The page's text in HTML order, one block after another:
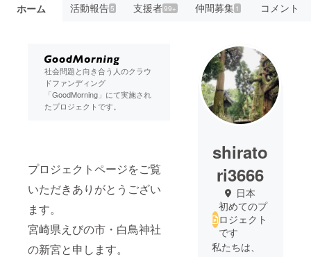
ホーム 活動報告5 支援者99+ 仲間募集 1 コメント
社会問題と向き合う人のクラウ
ドファンディング
「GoodMorning」にて実施され
たプロジェクトです。
プロジェクトページをご覧
いただきありがとうござい
ます。
宮崎県えびの市・白鳥神社
の新宮と申します。
shirato
ri3666
日本
初めてのプ
ロジェクト
です
私たちは、